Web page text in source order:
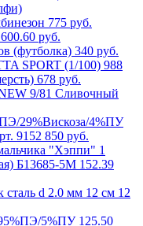
775 руб.
600.60 руб.
340 руб.
988
678 руб.
850 руб.
1
152.39
125.50